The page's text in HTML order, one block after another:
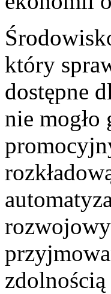
który
dostępne
nie mogło